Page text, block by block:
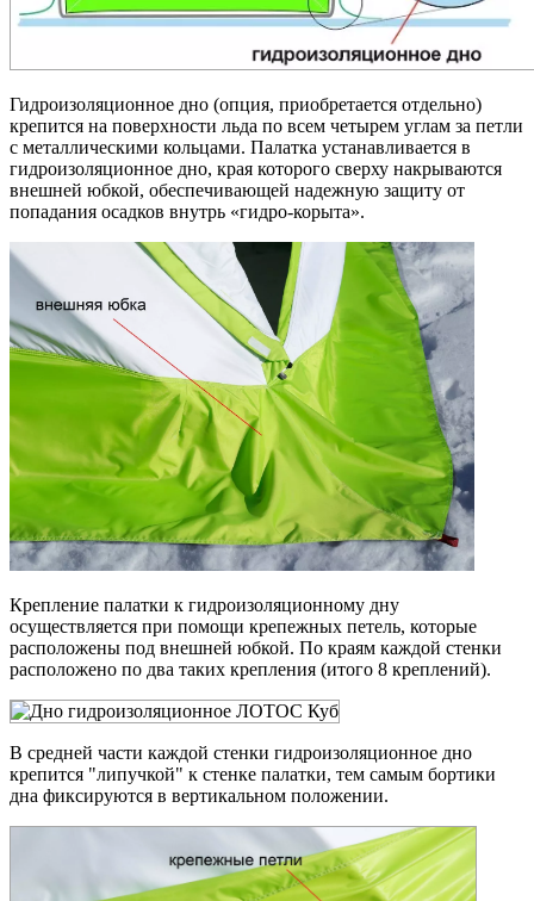
Гидроизоляционное дно (опция, приобретается отдельно)
крепится на поверхности льда по всем четырем углам за петли
с металлическими кольцами. Палатка устанавливается в
гидроизоляционное дно, края которого сверху накрываются
внешней юбкой, обеспечивающей надежную защиту от
попадания осадков внутрь «гидро-корыта».
Крепление палатки к гидроизоляционному дну
осуществляется при помощи крепежных петель, которые
расположены под внешней юбкой. По краям каждой стенки
расположено по два таких крепления (итого 8 креплений).
В средней части каждой стенки гидроизоляционное дно
крепится "липучкой" к стенке палатки, тем самым бортики
дна фиксируются в вертикальном положении.